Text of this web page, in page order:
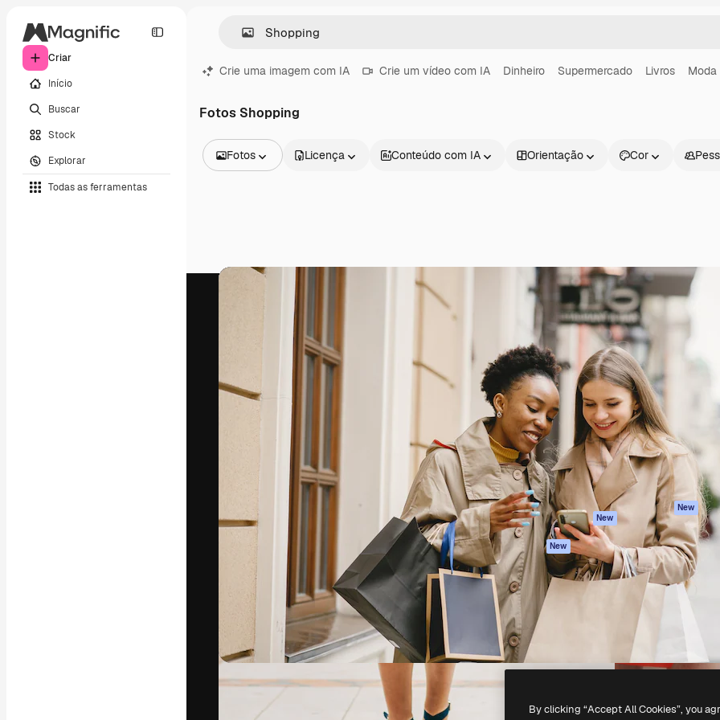
Criar
Início
Buscar
Stock
Explorar
Todas as ferramentas
Crie uma imagem com IA Crie um vídeo com IA Dinheiro Supermercado Livros Moda
Fotos Shopping
Fotos
Vídeos
Modelos de vídeos
Licença Conteúdo com IA Orientação Cor
A plataforma criativa para você direcionar
seu melhor trabalho. Mais de 1 milhão de
assinantes entre criativos, empresas,
agências e estúdios.
Produtos
Spaces
Assistente de IA
Gerador de
imagens
Gerador de vídeos
Texto para voz
Conteúdo de stock
MCP para
Claude/ChatGPT
New
Agentes New
API
App móvel
Todas as
ferramentas
Começar
Academy
Documentação
Atendimento
Termos e
condições
Política de
privacidade
Originais New
Política de cookies
Central de
confiabilidade
Afiliados
Empresas
2026 Freepik Company S.L.U. Todos os direitos reservados.
By clicking “Accept All Cookies”, you